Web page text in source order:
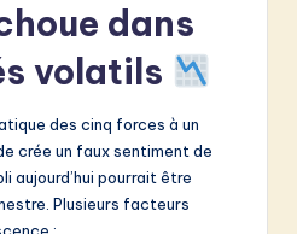
dans
volatils
des cinq forces à un
crée un faux sentiment de
aujourd’hui pourrait être
Plusieurs facteurs